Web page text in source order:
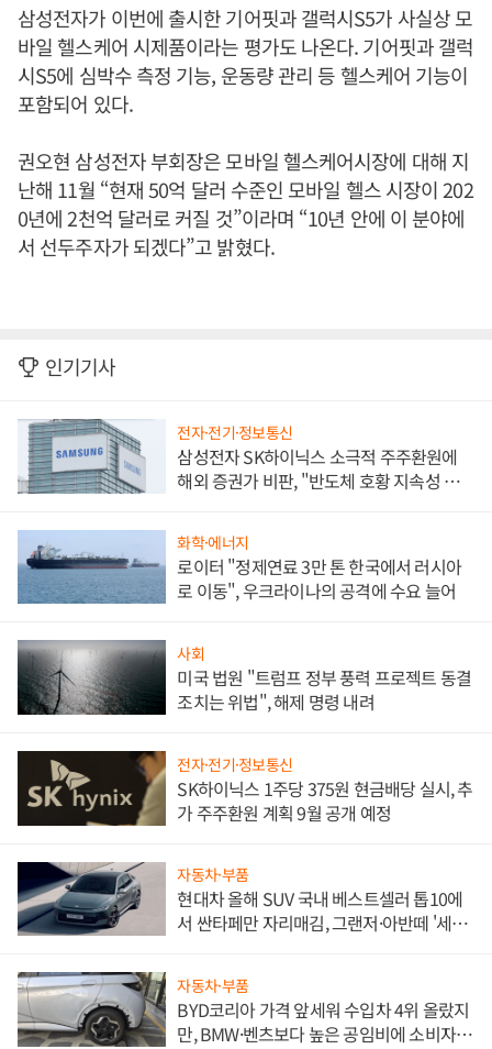
삼성전자가 이번에 출시한 기어핏과 갤럭시S5가 사실상 모
바일 헬스케어 시제품이라는 평가도 나온다. 기어핏과 갤럭
시S5에 심박수 측정 기능, 운동량 관리 등 헬스케어 기능이
포함되어 있다.
권오현 삼성전자 부회장은 모바일 헬스케어시장에 대해 지
난해 11월 “현재 50억 달러 수준인 모바일 헬스 시장이 202
0년에 2천억 달러로 커질 것”이라며 “10년 안에 이 분야에
서 선두주자가 되겠다”고 밝혔다.
인기기사
전자·전기·정보통신
삼성전자 SK하이닉스 소극적 주주환원에
해외 증권가 비판, "반도체 호황 지속성 의
화학·에너지
로이터 "정제연료 3만 톤 한국에서 러시아
로 이동", 우크라이나의 공격에 수요 늘어
사회
미국 법원 "트럼프 정부 풍력 프로젝트 동결
조치는 위법", 해제 명령 내려
전자·전기·정보통신
SK하이닉스 1주당 375원 현금배당 실시, 추
가 주주환원 계획 9월 공개 예정
자동차·부품
현대차 올해 SUV 국내 베스트셀러 톱10에
서 싼타페만 자리매김, 그랜저·아반떼 '세단
자동차·부품
BYD코리아 가격 앞세워 수입차 4위 올랐지
만, BMW·벤츠보다 높은 공임비에 소비자